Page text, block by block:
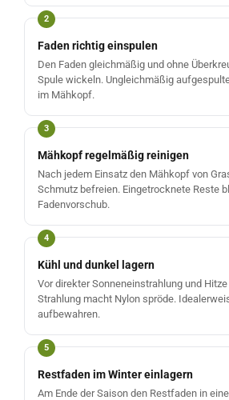
Faden richtig einspulen
Den Faden gleichmäßig und ohne
Spule wickeln. Ungleichmäßig
im Mähkopf.
Mähkopf regelmäßig reinigen
Nach jedem Einsatz den Mähkopf von
Schmutz befreien. Eingetrocknete Reste
Fadenvorschub.
Kühl und dunkel lagern
Vor direkter Sonneneinstrahlung und
Strahlung macht Nylon spröde.
aufbewahren.
Restfaden im Winter einlagern
Am Ende der Saison den Restfaden in